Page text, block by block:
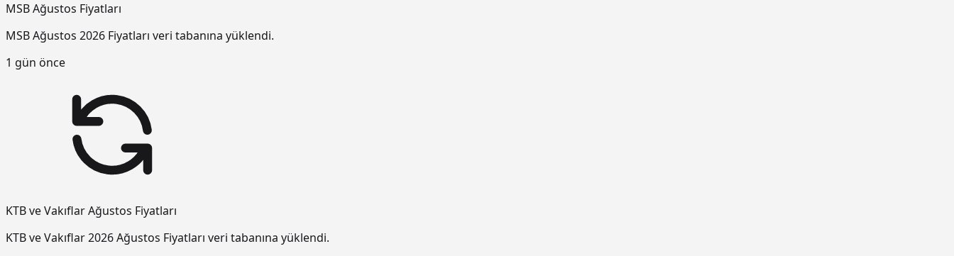
MSB Ağustos Fiyatları
MSB Ağustos 2026 Fiyatları veri tabanına yüklendi.
1 gün önce
KTB ve Vakıflar Ağustos Fiyatları
KTB ve Vakıflar 2026 Ağustos Fiyatları veri tabanına yüklendi.